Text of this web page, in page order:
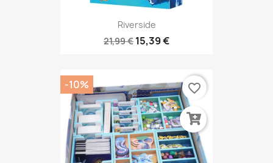
Riverside
21,99 € 15,39 €
-10% favorite_border